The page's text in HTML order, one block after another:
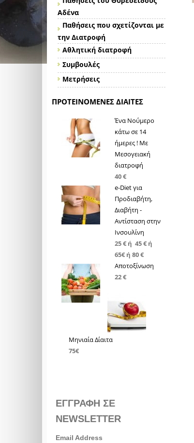
Αδένα
Παθήσεις που σχετίζονται με
την Διατροφή
Αθλητική διατροφή
Συμβουλές
Μετρήσεις
ΠΡΟΤΕΙΝΌΜΕΝΕΣ ΔΊΑΙΤΕΣ
Ένα Νούμερο
κάτω σε 14
ήμερες ! Με
Μεσογειακή
διατροφή
40 €
e-Diet για
Προδιαβήτη,
Διαβήτη -
Αντίσταση στην
Ινσουλίνη
25 € ή 45 € ή
65€ ή 80 €
Αποτοξίνωση
22 €
Μηνιαία Δίαιτα
75€
ΕΓΓΡΑΦΗ ΣΕ
NEWSLETTER
Email Address